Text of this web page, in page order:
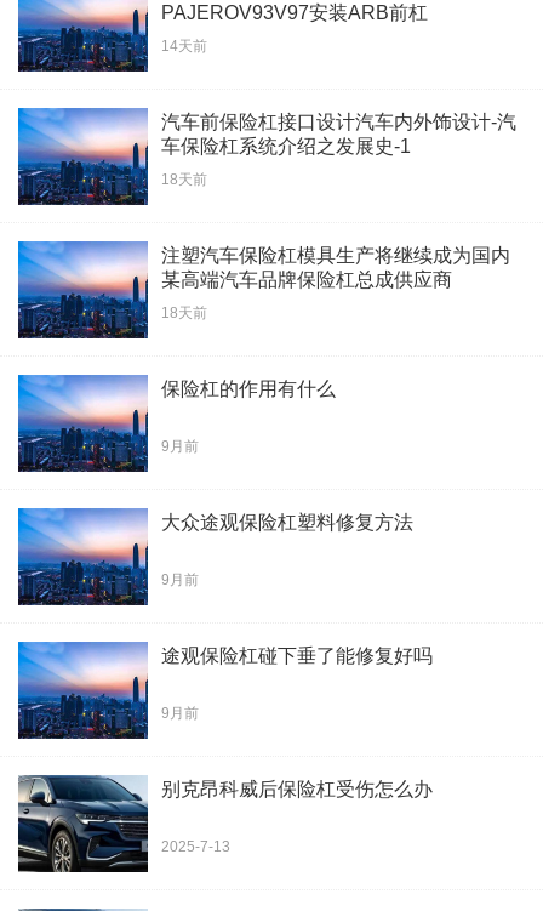
PAJEROV93V97安装ARB前杠
14天前
汽车前保险杠接口设计汽车内外饰设计-汽
车保险杠系统介绍之发展史-1
18天前
注塑汽车保险杠模具生产将继续成为国内
某高端汽车品牌保险杠总成供应商
18天前
保险杠的作用有什么
9月前
大众途观保险杠塑料修复方法
9月前
途观保险杠碰下垂了能修复好吗
9月前
别克昂科威后保险杠受伤怎么办
2025-7-13